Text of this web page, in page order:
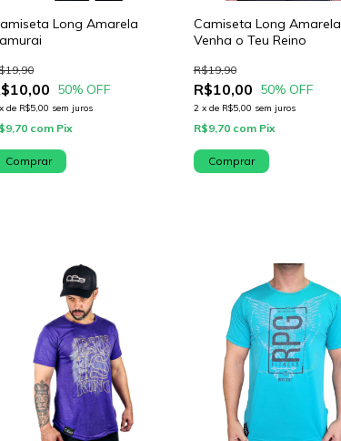
Long Amarela
50% OFF
xde R$5,00 sem juros
com Pix
Comprar
Camiseta Long Amarela
Venha o Teu Reino
R$10,00
R$19,90
50% OFF
2 x de R$5,00 sem juros
R$9,70 com Pix
Comprar